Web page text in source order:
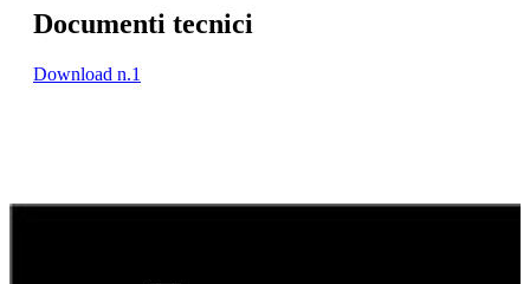
Documenti tecnici
Download n.1